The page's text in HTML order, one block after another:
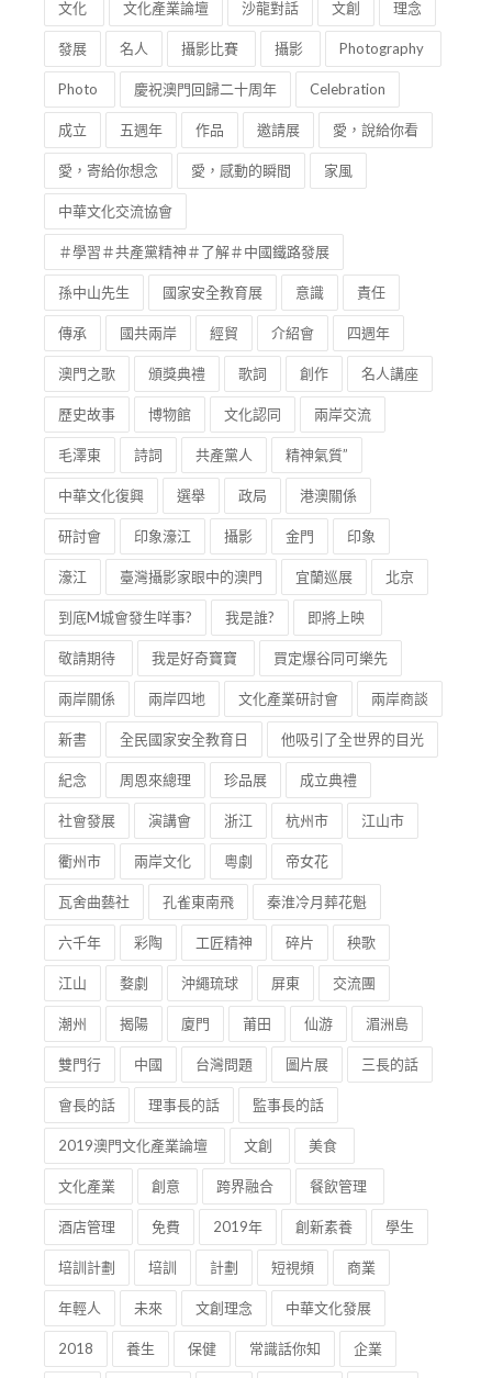
文化 文化產業論壇 沙龍對話 文創 理念
發展 名人 攝影比賽 攝影 Photography
Photo 慶祝澳門回歸二十周年 Celebration
成立 五週年 作品 邀請展 愛，說給你看
愛，寄給你想念 愛，感動的瞬間 家風
中華文化交流協會
＃學習＃共產黨精神＃了解＃中國鐵路發展
孫中山先生 國家安全教育展 意識 責任
傳承 國共兩岸 經貿 介紹會 四週年
澳門之歌 頒獎典禮 歌詞 創作 名人講座
歷史故事 博物館 文化認同 兩岸交流
毛澤東 詩詞 共產黨人 精神氣質”
中華文化復興 選舉 政局 港澳關係
研討會 印象濠江 攝影 金門 印象
濠江 臺灣攝影家眼中的澳門 宜蘭巡展 北京
到底M城會發生咩事? 我是誰? 即將上映
敬請期待 我是好奇寶寶 買定爆谷同可樂先
兩岸關係 兩岸四地 文化產業研討會 兩岸商談
新書 全民國家安全教育日 他吸引了全世界的目光
紀念 周恩來總理 珍品展 成立典禮
社會發展 演講會 浙江 杭州市 江山市
衢州市 兩岸文化 粵劇 帝女花
瓦舍曲藝社 孔雀東南飛 秦淮冷月葬花魁
六千年 彩陶 工匠精神 碎片 秧歌
江山 婺劇 沖繩琉球 屏東 交流團
潮州 揭陽 廈門 莆田 仙游 湄洲島
雙門行 中國 台灣問題 圖片展 三長的話
會長的話 理事長的話 監事長的話
2019澳門文化產業論壇 文創 美食
文化產業 創意 跨界融合 餐飲管理
酒店管理 免費 2019年 創新素養 學生
培訓計劃 培訓 計劃 短視頻 商業
年輕人 未來 文創理念 中華文化發展
2018 養生 保健 常識話你知 企業